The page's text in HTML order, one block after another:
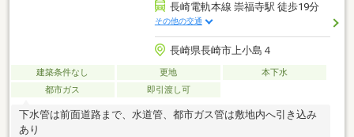
長崎電軌本線 崇福寺駅 徒歩19分
その他の交通
長崎県長崎市上小島４
建築条件なし 更地
本下水
都市ガス
即引渡し可
下水管は前面道路まで、水道管、都市ガス管は敷地内へ引き込み
あり